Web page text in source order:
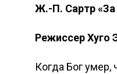
Ж.-П. Сартр
Режиссер Хуго
Когда Бог умер,